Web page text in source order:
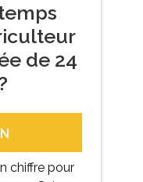
de 24
chiffre pour